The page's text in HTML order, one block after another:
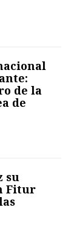
de la
de
su
Fitur